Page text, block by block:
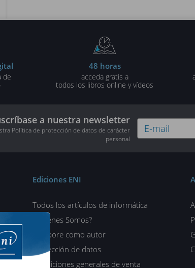
de
48 horas
acceda gratis a
todos los libros online y vídeos
a nuestra newsletter
Política de protección de datos de carácter
personal
Ediciones ENI
Todos los artículos de informática
¿Quiénes Somos?
Colabore como autor
Protección de datos
Condiciones generales de venta